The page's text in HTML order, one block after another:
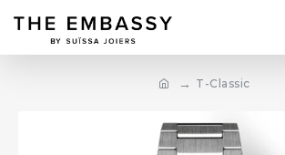
T-Classic